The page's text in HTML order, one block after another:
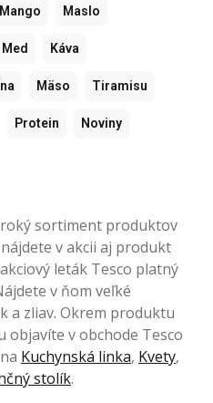
Mango Maslo
Med Káva
Mäso Tiramisu
Protein Noviny
sortiment produktov
v akcii aj produkt
leták Tesco platný
v ňom veľké
a zliav. Okrem produktu
objavíte v obchode Tesco
Kuchynská linka, Kvety,
stolík.